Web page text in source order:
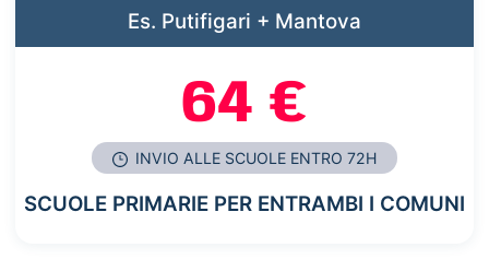
Es. Putifigari + Mantova
64 €
INVIO ALLE SCUOLE ENTRO 72H
SCUOLE PRIMARIE PER ENTRAMBI I COMUNI